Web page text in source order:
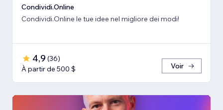
Condividi.Online
Condividi.Online le tue idee nel migliore dei modi!
4,9 (36)
À partir de 500 $
Voir